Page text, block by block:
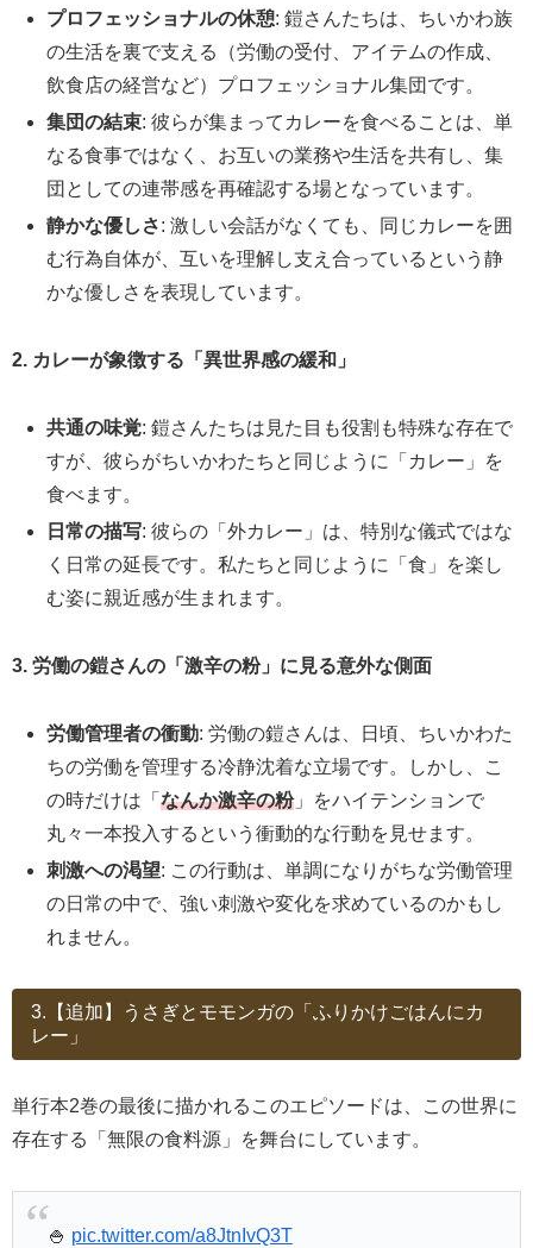
プロフェッショナルの休憩: 鎧さんたちは、ちいかわ族
の生活を裏で支える（労働の受付、アイテムの作成、
飲食店の経営など）プロフェッショナル集団です。
集団の結束: 彼らが集まってカレーを食べることは、単
なる食事ではなく、お互いの業務や生活を共有し、集
団としての連帯感を再確認する場となっています。
静かな優しさ: 激しい会話がなくても、同じカレーを囲
む行為自体が、互いを理解し支え合っているという静
かな優しさを表現しています。
2. カレーが象徴する「異世界感の緩和」
共通の味覚: 鎧さんたちは見た目も役割も特殊な存在で
すが、彼らがちいかわたちと同じように「カレー」を
食べます。
日常の描写: 彼らの「外カレー」は、特別な儀式ではな
く日常の延長です。私たちと同じように「食」を楽し
む姿に親近感が生まれます。
3. 労働の鎧さんの「激辛の粉」に見る意外な側面
労働管理者の衝動: 労働の鎧さんは、日頃、ちいかわた
ちの労働を管理する冷静沈着な立場です。しかし、こ
の時だけは「なんか激辛の粉」をハイテンションで
丸々一本投入するという衝動的な行動を見せます。
刺激への渇望: この行動は、単調になりがちな労働管理
の日常の中で、強い刺激や変化を求めているのかもし
れません。
3.【追加】うさぎとモモンガの「ふりかけごはんにカ
レー」
単行本2巻の最後に描かれるこのエピソードは、この世界に
存在する「無限の食料源」を舞台にしています。
🍚 pic.twitter.com/a8JtnIvQ3T